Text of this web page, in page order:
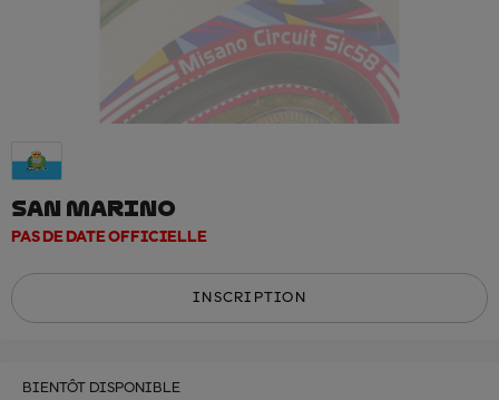
SAN MARINO
PAS DE DATE OFFICIELLE
INSCRIPTION
BIENTÔT DISPONIBLE